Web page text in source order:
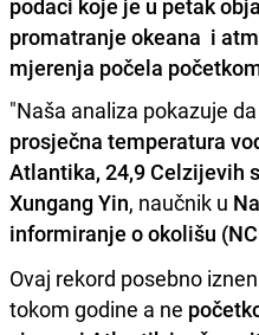
promatranje okeana i
mjerenja počela
"Naša analiza pokazuje
prosječna temperatura
Atlantika, 24,9 Celzijevih
Xungang Yin, naučnik u
informiranje o okolišu
Ovaj rekord posebno
tokom godine a ne